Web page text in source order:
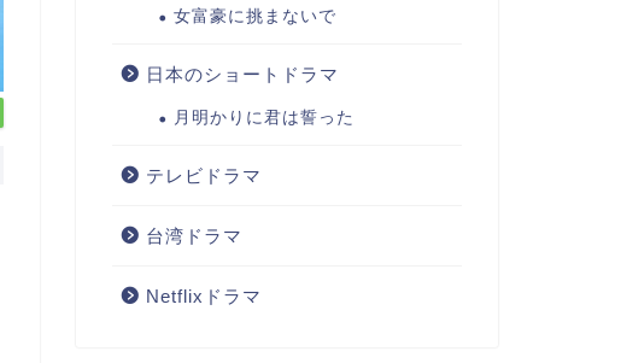
女富豪に挑まないで
日本のショートドラマ
月明かりに君は誓った
テレビドラマ
台湾ドラマ
Netflixドラマ